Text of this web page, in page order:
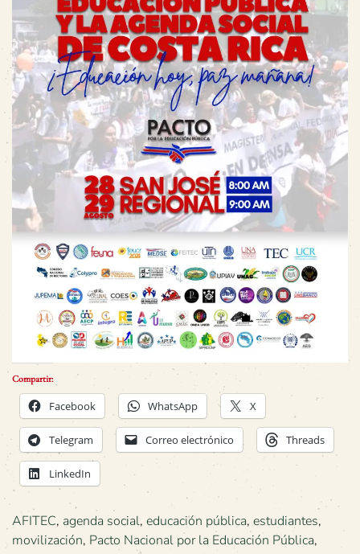
Compartir:
Facebook WhatsApp X
Telegram Correo electrónico Threads
LinkedIn
AFITEC, agenda social, educación pública, estudiantes,
movilización, Pacto Nacional por la Educación Pública,